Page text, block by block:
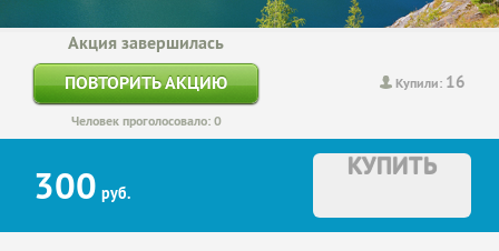
Купили: 16
Акция завершилась
ПОВТОРИТЬ АКЦИЮ
Человек проголосовало: 0
300 руб.
КУПИТЬ